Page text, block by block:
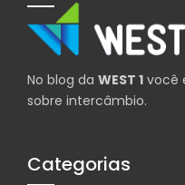
No blog da WEST 1 você
sobre intercâmbio.
Categorias